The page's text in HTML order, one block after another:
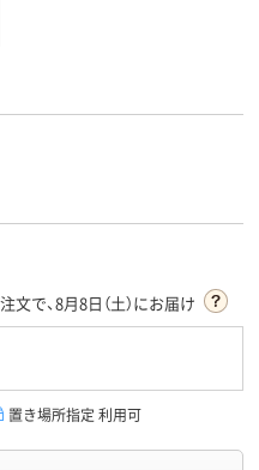
文で、8月8日（土）にお届け
置き場所指定 利用可